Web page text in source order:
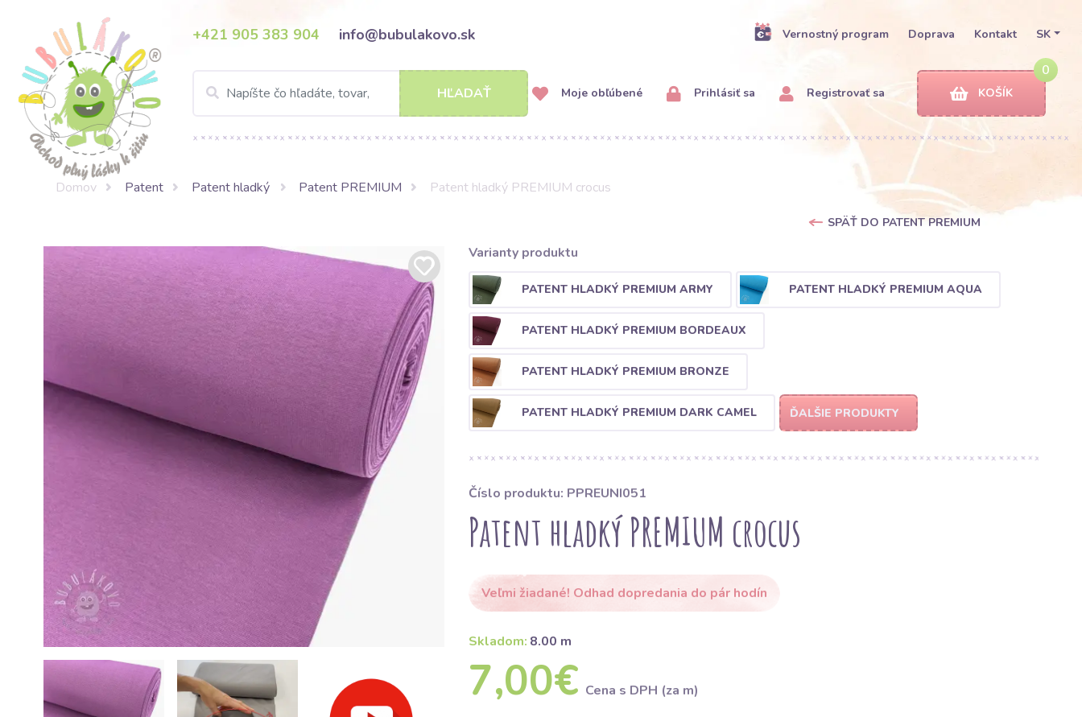
+421 905 383 904 info@bubulakovo.sk Vernostný program Doprava Kontakt SK
HĽADAŤ Moje obľúbené Prihlásiť sa Registrovať sa
0
KOŠÍK
Domov Patent Patent hladký Patent PREMIUM Patent hladký PREMIUM crocus
SPÄŤ DO PATENT PREMIUM
Varianty produktu
PATENT HLADKÝ PREMIUM ARMY PATENT HLADKÝ PREMIUM AQUA
PATENT HLADKÝ PREMIUM BORDEAUX
PATENT HLADKÝ PREMIUM BRONZE
PATENT HLADKÝ PREMIUM DARK CAMEL ĎALŠIE PRODUKTY
Číslo produktu: PPREUNI051
Patent hladký PREMIUM crocus
Veľmi žiadané! Odhad dopredania do pár hodín
Skladom: 8.00 m
7,00€ Cena s DPH (za m)